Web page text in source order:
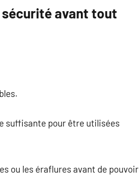
avant tout
suffisante pour être utilisées
ou les éraflures avant de pouvoir